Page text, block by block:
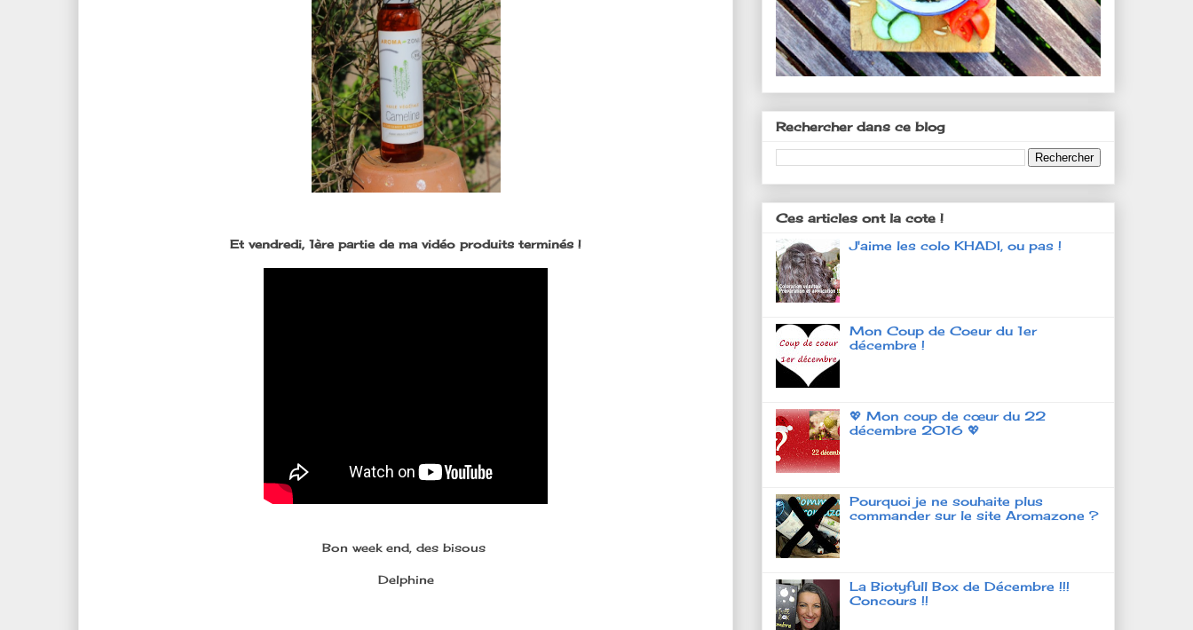
Et vendredi, 1ère partie de ma vidéo produits terminés !
Bon week end, des bisous
Delphine
Rechercher dans ce blog
Ces articles ont la cote !
J'aime les colo KHADI, ou pas !
Mon Coup de Coeur du 1er
décembre !
💖 Mon coup de cœur du 22
décembre 2016 💖
Pourquoi je ne souhaite plus
commander sur le site Aromazone ?
La Biotyfull Box de Décembre !!!
Concours !!